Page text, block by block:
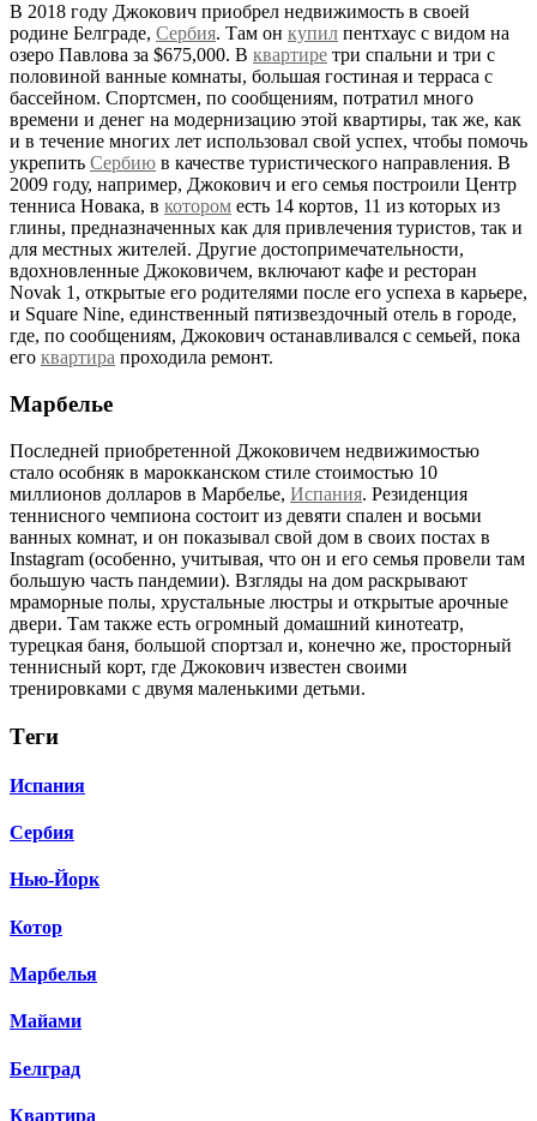
В 2018 году Джокович приобрел недвижимость в своей
родине Белграде, Сербия. Там он купил пентхаус с видом на
озеро Павлова за $675,000. В квартире три спальни и три с
половиной ванные комнаты, большая гостиная и терраса с
бассейном. Спортсмен, по сообщениям, потратил много
времени и денег на модернизацию этой квартиры, так же, как
и в течение многих лет использовал свой успех, чтобы помочь
укрепить Сербию в качестве туристического направления. В
2009 году, например, Джокович и его семья построили Центр
тенниса Новака, в котором есть 14 кортов, 11 из которых из
глины, предназначенных как для привлечения туристов, так и
для местных жителей. Другие достопримечательности,
вдохновленные Джоковичем, включают кафе и ресторан
Novak 1, открытые его родителями после его успеха в карьере,
и Square Nine, единственный пятизвездочный отель в городе,
где, по сообщениям, Джокович останавливался с семьей, пока
его квартира проходила ремонт.
Марбелье
Последней приобретенной Джоковичем недвижимостью
стало особняк в марокканском стиле стоимостью 10
миллионов долларов в Марбелье, Испания. Резиденция
теннисного чемпиона состоит из девяти спален и восьми
ванных комнат, и он показывал свой дом в своих постах в
Instagram (особенно, учитывая, что он и его семья провели там
большую часть пандемии). Взгляды на дом раскрывают
мраморные полы, хрустальные люстры и открытые арочные
двери. Там также есть огромный домашний кинотеатр,
турецкая баня, большой спортзал и, конечно же, просторный
теннисный корт, где Джокович известен своими
тренировками с двумя маленькими детьми.
Тeги
Испания
Сербия
Нью-Йорк
Котор
Марбелья
Майами
Белград
Квартира